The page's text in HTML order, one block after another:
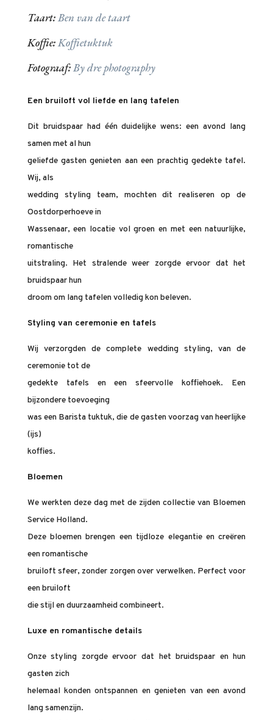
Taart:Ben van de taart
Koffie:Koffietuktuk
Fotograaf:By dre photography
Een bruiloft vol liefde en lang tafelen
Dit bruidspaar had één duidelijke wens: een avond lang
samen met al hun
geliefde gasten genieten aan een prachtig gedekte tafel.
Wij, als
wedding styling team, mochten dit realiseren op de
Oostdorperhoeve in
Wassenaar, een locatie vol groen en met een natuurlijke,
romantische
uitstraling. Het stralende weer zorgde ervoor dat het
bruidspaar hun
droom om lang tafelen volledig kon beleven.
Styling van ceremonie en tafels
Wij verzorgden de complete wedding styling, van de
ceremonie tot de
gedekte tafels en een sfeervolle koffiehoek. Een
bijzondere toevoeging
was een Barista tuktuk, die de gasten voorzag van heerlijke
(ijs)
koffies.
Bloemen
We werkten deze dag met de zijden collectie van Bloemen
Service Holland.
Deze bloemen brengen een tijdloze elegantie en creëren
een romantische
bruiloft sfeer, zonder zorgen over verwelken. Perfect voor
een bruiloft
die stijl en duurzaamheid combineert.
Luxe en romantische details
Onze styling zorgde ervoor dat het bruidspaar en hun
gasten zich
helemaal konden ontspannen en genieten van een avond
lang samenzijn.